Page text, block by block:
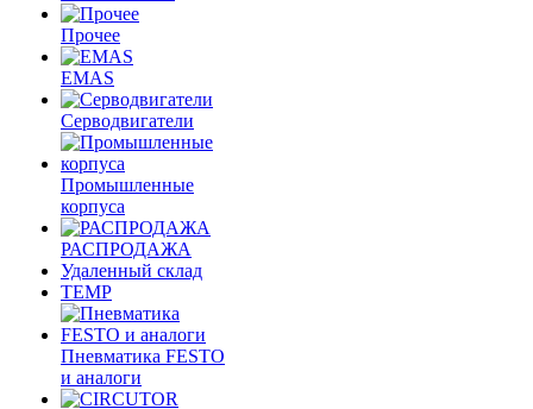
Прочее
EMAS
Cерводвигатели
Промышленные
корпуса
РАСПРОДАЖА
Удаленный склад
TEMP
Пневматика FESTO
и аналоги